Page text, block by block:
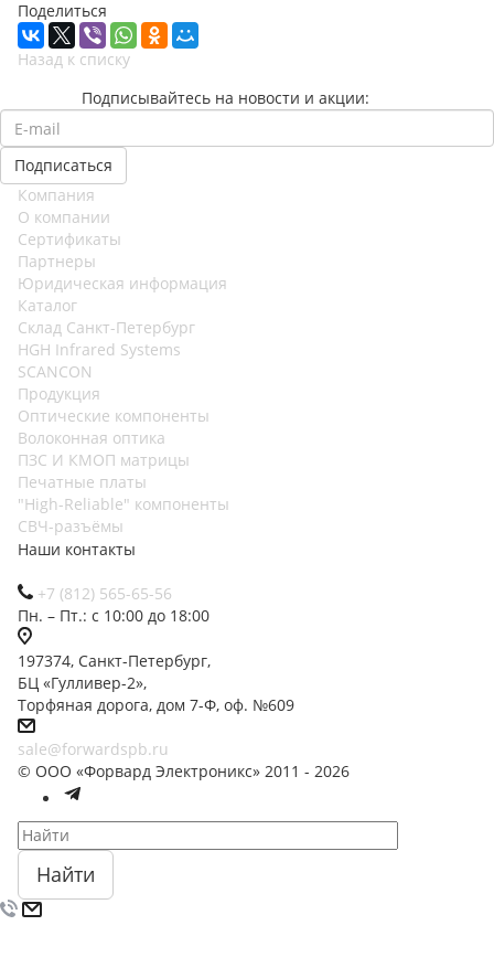
Поделиться
Назад к списку
Подписывайтесь на новости и акции:
Компания
О компании
Сертификаты
Партнеры
Юридическая информация
Каталог
Cклад Санкт-Петербург
HGH Infrared Systems
SCANCON
Продукция
Оптические компоненты
Волоконная оптика
ПЗС И КМОП матрицы
Печатные платы
"High-Reliable" компоненты
СВЧ-разъёмы
Наши контакты
+7 (812) 565-65-56
Пн. – Пт.: с 10:00 до 18:00
197374, Санкт-Петербург,
БЦ «Гулливер-2»,
Торфяная дорога, дом 7-Ф, оф. №609
sale@forwardspb.ru
© ООО «Форвард Электроникс» 2011 - 2026
Найти